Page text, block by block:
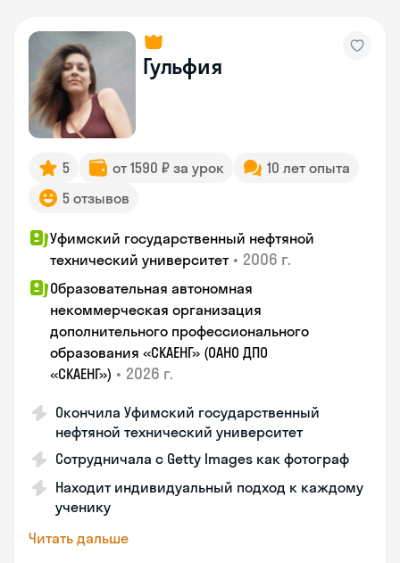
Гульфия
5 от 1590 ₽ за урок
10 лет опыта
5 отзывов
Уфимский государственный нефтяной
технический университет • 2006 г.
Образовательная автономная
некоммерческая организация
дополнительного профессионального
образования «СКАЕНГ» (ОАНО ДПО
«СКАЕНГ») • 2026 г.
Окончила Уфимский государственный
нефтяной технический университет
Сотрудничала с Getty Images как фотограф
Находит индивидуальный подход к каждому
ученику
Читать дальше